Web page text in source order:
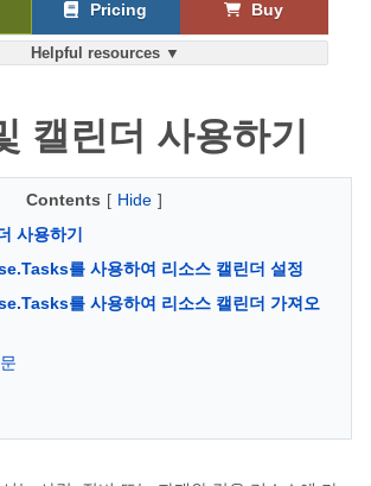
Helpful resources ▼
Pricing Buy
캘린더 사용하기
Contents [ Hide ]
사용하기
를 사용하여 리소스 캘린더 설정
를 사용하여 리소스 캘린더 가져오